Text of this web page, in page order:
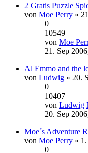
2 Gratis Puzzle
von Moe Perry »
0
10549
von Moe
21. Sep
Al Emmo and the
von Ludwig » 20.
0
10407
von Ludwig
20. Sep
Moe´s Adventure
von Moe Perry »
0